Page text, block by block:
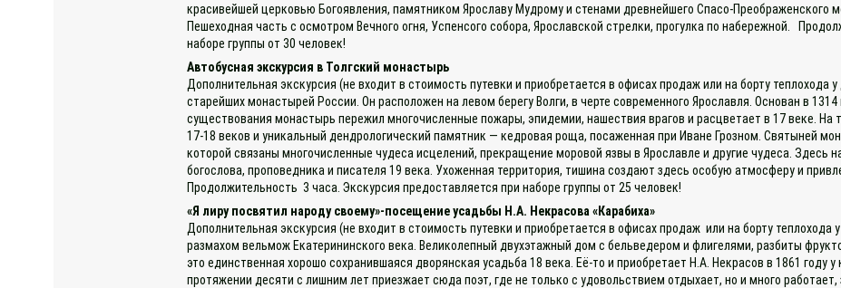
красивейшей церковью Богоявления, памятником Ярославу Мудрому и стенами древнейшего Спасо-Преображенского
Пешеходная часть с осмотром Вечного огня, Успенсого собора, Ярославской стрелки, прогулка по набережной.
наборе группы от 30 человек!
Автобусная экскурсия в Толгский монастырь
Дополнительная экскурсия (не входит в стоимость путевки и приобретается в офисах продаж или на борту
старейших монастырей России. Он расположен на левом берегу Волги, в черте современного Ярославля. Основан в
существования монастырь пережил многочисленные пожары, эпидемии, нашествия врагов и расцветает в 17 веке. На
17-18 веков и уникальный дендрологический памятник — кедровая роща, посаженная при Иване Грозном. Святыней
которой связаны многочисленные чудеса исцелений, прекращение моровой язвы в Ярославле и другие чудеса. Здесь
богослова, проповедника и писателя 19 века. Ухоженная территория, тишина создают здесь особую атмосферу и
Продолжительность 3 часа. Экскурсия предоставляется при наборе группы от 25 человек!
«Я лиру посвятил народу своему»-посещение усадьбы Н.А. Некрасова «Карабиха»
Дополнительная экскурсия (не входит в стоимость путевки и приобретается в офисах продаж или на борту
размахом вельмож Екатерининского века. Великолепный двухэтажный дом с бельведером и флигелями, разбиты
это единственная хорошо сохранившаяся дворянская усадьба 18 века. Её-то и приобретает Н.А. Некрасов в 1861
протяжении десяти с лишним лет приезжает сюда поэт, где не только с удовольствием отдыхает, но и много